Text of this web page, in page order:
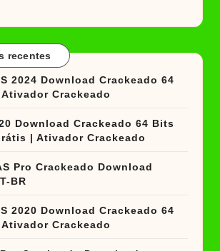
recentes
2024 Download Crackeado 64
Crackeado
Download Crackeado 64 Bits
| Ativador Crackeado
Pro Crackeado Download
BR
2020 Download Crackeado 64
Crackeado